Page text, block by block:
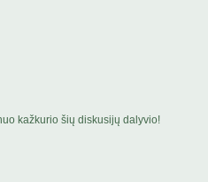
kažkurio šių diskusijų dalyvio!